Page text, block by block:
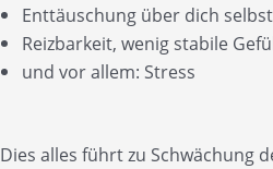
Enttäuschung über dich selbst
Reizbarkeit, wenig stabile
und vor allem: Stress
Dies alles führt zu Schwächung